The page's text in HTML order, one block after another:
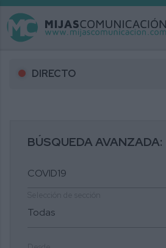
DIRECTO
BÚSQUEDA AVANZADA: